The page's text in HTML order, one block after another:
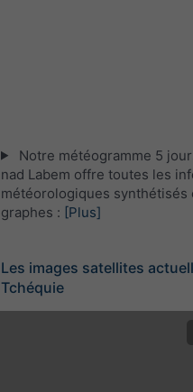
Notre météogramme 5
nad Labem offre toutes les
météorologiques synthétisés
graphes : [Plus]
Les images satellites
Tchéquie